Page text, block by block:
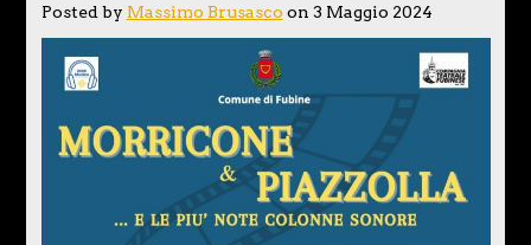
Posted by Massimo Brusasco on 3 Maggio 2024